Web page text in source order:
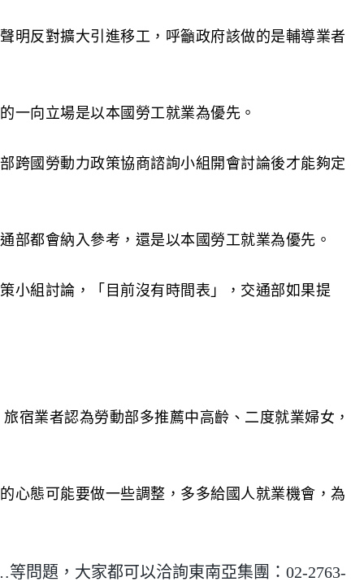
明反對擴大引進移工，呼籲政府該做的是輔導業者
一向立場是以本國勞工就業為優先。
跨國勞動力政策協商諮詢小組開會討論後才能夠定
部都會納入參考，還是以本國勞工就業為優先。
小組討論，「目前沒有時間表」，交通部如果提
宿業者認為勞動部多推薦中高齡、二度就業婦女，
心態可能要做一些調整，多多給國人就業機會，為
問題，大家都可以洽詢東南亞集團：02-2763-